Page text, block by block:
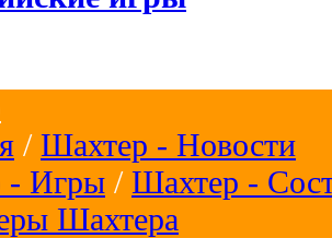
/ Шахтер - Новости
- Игры / Шахтер -
Шахтера